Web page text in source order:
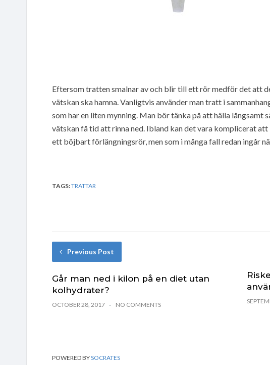
Eftersom tratten smalnar av och blir till ett rör medför det att
vätskan ska hamna. Vanligtvis använder man tratt i
som har en liten mynning. Man bör tänka på att hälla
vätskan få tid att rinna ned. Ibland kan det vara komplicerat
ett böjbart förlängningsrör, men som i många fall redan ingår
TAGS:TRATTAR
Previous Post
Går man ned i kilon på en diet utan
kolhydrater?
OCTOBER 28, 2017 NO COMMENTS
POWERED BYSOCRATES